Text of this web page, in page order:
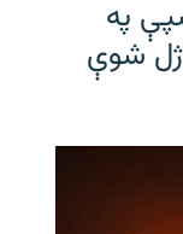
په
۱۷ کسان وژل شوې